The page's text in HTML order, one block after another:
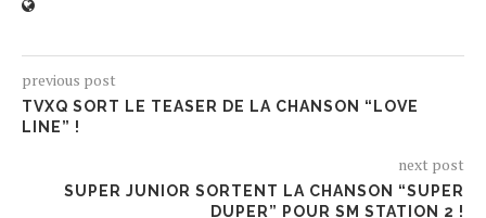
previous post
TVXQ SORT LE TEASER DE LA CHANSON “LOVE
LINE” !
next post
SUPER JUNIOR SORTENT LA CHANSON “SUPER
DUPER” POUR SM STATION 2 !